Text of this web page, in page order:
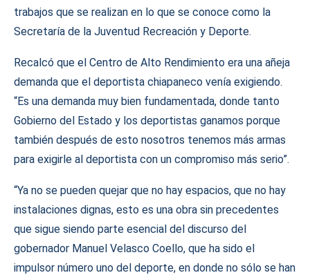
trabajos que se realizan en lo que se conoce como la
Secretaría de la Juventud Recreación y Deporte.
Recalcó que el Centro de Alto Rendimiento era una añeja
demanda que el deportista chiapaneco venía exigiendo.
“Es una demanda muy bien fundamentada, donde tanto
Gobierno del Estado y los deportistas ganamos porque
también después de esto nosotros tenemos más armas
para exigirle al deportista con un compromiso más serio”.
“Ya no se pueden quejar que no hay espacios, que no hay
instalaciones dignas, esto es una obra sin precedentes
que sigue siendo parte esencial del discurso del
gobernador Manuel Velasco Coello, que ha sido el
impulsor número uno del deporte, en donde no sólo se han